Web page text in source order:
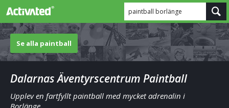
paintball borlänge
Se alla paintball
Dalarnas Äventyrscentrum Paintball
Upplev en fartfyllt paintball med mycket adrenalin i
Borlänge.